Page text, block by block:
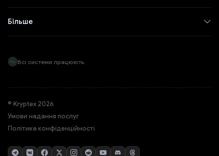
Більше
Всі системи працюють
© Kryptex 2026
Умови надання послуг
Політика конфіденційності